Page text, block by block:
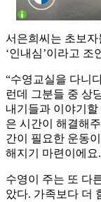
서은희씨는 초보
‘인내심’이라고 조
“수영교실을 다니
런데 그분들 중 상
내기들과 이야기
은 시간이 해결해
간이 필요한 운동
해지기 마련이에
수영이 주는 또 다
았다. 가족보다 더